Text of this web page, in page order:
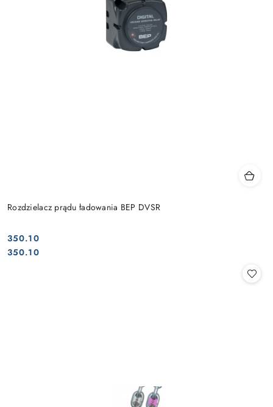
Rozdzielacz prądu ładowania BEP DVSR
Cena:
350.10
Cena:
350.10